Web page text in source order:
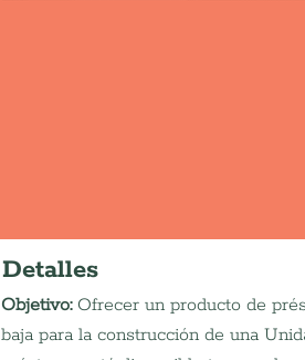
Detalles
Objetivo: Ofrecer un producto de
baja para la construcción de una